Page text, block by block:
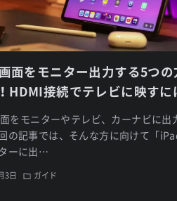
面をモニター出力する5つの
HDMI接続でテレビに映すに
をモニターやテレビ、カーナビに出
の記事では、そんな方に向けて「
ーに出…
3日 ガイド